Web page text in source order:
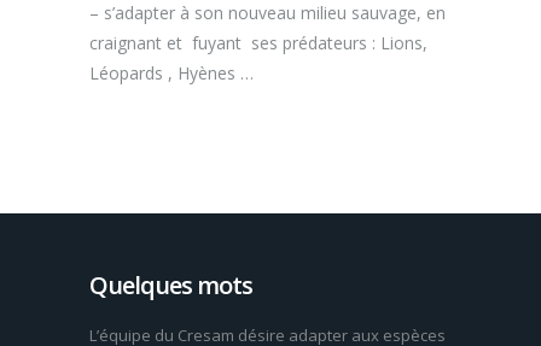
– s’adapter à son nouveau milieu sauvage, en
craignant et fuyant ses prédateurs : Lions,
Léopards , Hyènes …
Quelques mots
L’équipe du Cresam désire adapter aux espèces